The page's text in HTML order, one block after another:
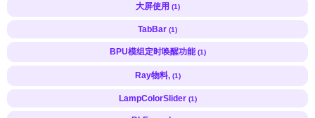
大屏使用 (1)
TabBar (1)
BPU模组定时唤醒功能 (1)
Ray物料, (1)
LampColorSlider (1)